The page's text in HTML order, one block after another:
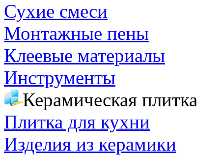
Сухие смеси
Монтажные пены
Клеевые материалы
Инструменты
Керамическая плитка
Плитка для кухни
Изделия из керамики